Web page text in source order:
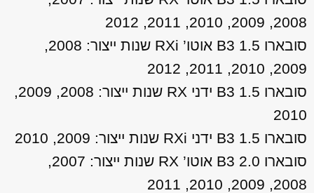
2008, 2009, 2010, 2011, 2012
סובארו B3 1.5 אוטו’ RXi שנות ייצור: 2008,
2009, 2010, 2011, 2012
סובארו B3 1.5 ידני RX שנות ייצור: 2008, 2009,
2010
סובארו B3 1.5 ידני RXi שנות ייצור: 2009, 2010
סובארו B3 2.0 אוטו’ RX שנות ייצור: 2007,
2008, 2009, 2010, 2011